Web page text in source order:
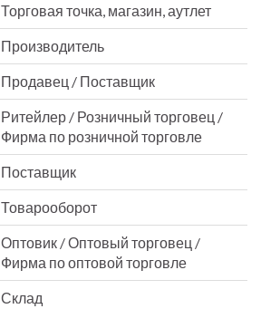
Торговая точка, магазин, аутлет
Производитель
Продавец / Поставщик
Ритейлер / Розничный торговец /
Фирма по розничной торговле
Поставщик
Товарооборот
Оптовик / Оптовый торговец /
Фирма по оптовой торговле
Склад